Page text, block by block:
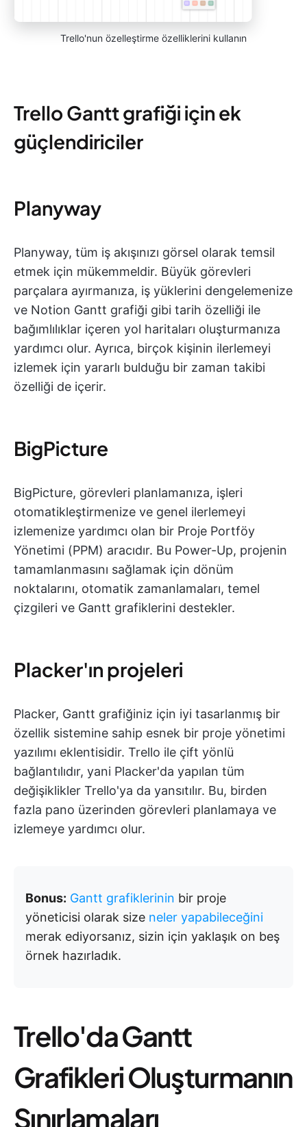
Trello'nun özelleştirme özelliklerini kullanın
Trello Gantt grafiği için ek
güçlendiriciler
Planyway
Planyway, tüm iş akışınızı görsel olarak temsil
etmek için mükemmeldir. Büyük görevleri
parçalara ayırmanıza, iş yüklerini dengelemenize
ve Notion Gantt grafiği gibi tarih özelliği ile
bağımlılıklar içeren yol haritaları oluşturmanıza
yardımcı olur. Ayrıca, birçok kişinin ilerlemeyi
izlemek için yararlı bulduğu bir zaman takibi
özelliği de içerir.
BigPicture
BigPicture, görevleri planlamanıza, işleri
otomatikleştirmenize ve genel ilerlemeyi
izlemenize yardımcı olan bir Proje Portföy
Yönetimi (PPM) aracıdır. Bu Power-Up, projenin
tamamlanmasını sağlamak için dönüm
noktalarını, otomatik zamanlamaları, temel
çizgileri ve Gantt grafiklerini destekler.
Placker'ın projeleri
Placker, Gantt grafiğiniz için iyi tasarlanmış bir
özellik sistemine sahip esnek bir proje yönetimi
yazılımı eklentisidir. Trello ile çift yönlü
bağlantılıdır, yani Placker'da yapılan tüm
değişiklikler Trello'ya da yansıtılır. Bu, birden
fazla pano üzerinden görevleri planlamaya ve
izlemeye yardımcı olur.
Bonus: Gantt grafiklerinin bir proje
yöneticisi olarak size neler yapabileceğini
merak ediyorsanız, sizin için yaklaşık on beş
örnek hazırladık.
Trello'da Gantt
Grafikleri Oluşturmanın
Sınırlamaları